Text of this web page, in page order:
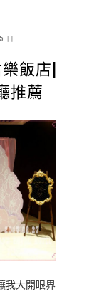
日
飯店|
推薦
我大開眼界